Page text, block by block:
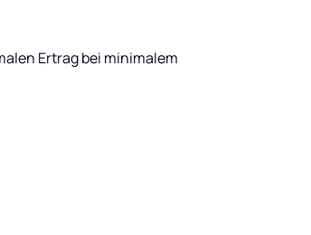
Ertrag bei minimalem